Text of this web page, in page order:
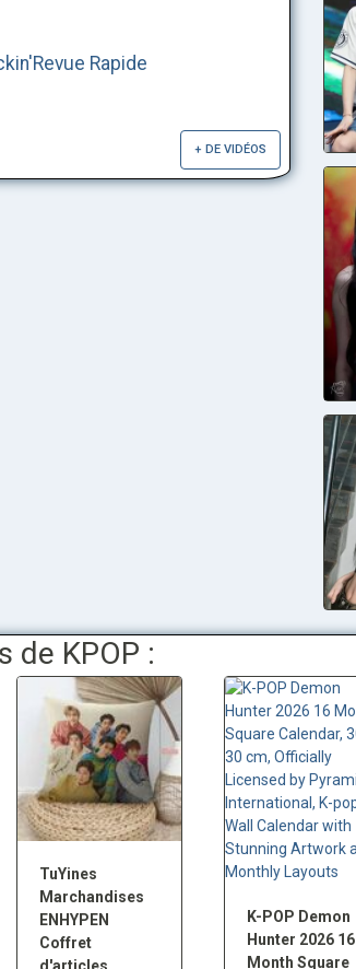
Rapide
+ DE VIDÉOS
de KPOP :
TuYines
Marchandises
ENHYPEN
Coffret
K-POP Demon
Hunter 2026 16
Month Square